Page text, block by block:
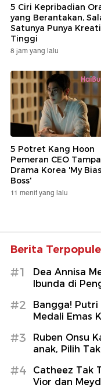
5 Ciri Kepribadian
yang Berantakan,
Satunya Punya
Tinggi
8 jam yang lalu
5 Potret Kang Hoon
Pemeran CEO
Drama Korea 'My
Boss'
11 menit yang lalu
Berita
#1
Dea Annisa
Ibunda di
#2
Bangga! Putri
Medali Emas
#3
Ruben Onsu
anak, Pilih
#4
Catheez Tak
Vior dan